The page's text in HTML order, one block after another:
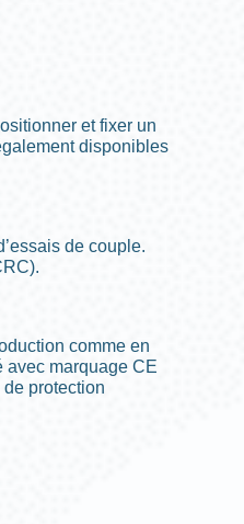
et fixer un
disponibles
de couple.
comme en
avec marquage CE
protection